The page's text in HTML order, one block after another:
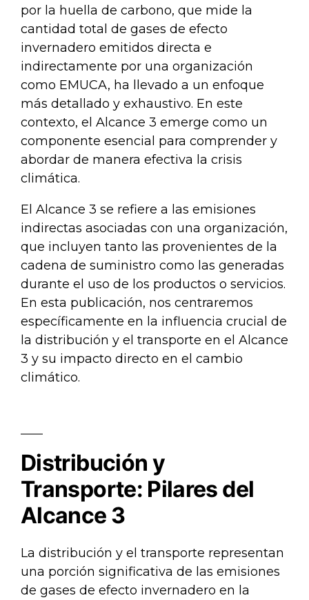
por la huella de carbono, que mide la
cantidad total de gases de efecto
invernadero emitidos directa e
indirectamente por una organización
como EMUCA, ha llevado a un enfoque
más detallado y exhaustivo. En este
contexto, el Alcance 3 emerge como un
componente esencial para comprender y
abordar de manera efectiva la crisis
climática.
El Alcance 3 se refiere a las emisiones
indirectas asociadas con una organización,
que incluyen tanto las provenientes de la
cadena de suministro como las generadas
durante el uso de los productos o servicios.
En esta publicación, nos centraremos
específicamente en la influencia crucial de
la distribución y el transporte en el Alcance
3 y su impacto directo en el cambio
climático.
Distribución y
Transporte: Pilares del
Alcance 3
La distribución y el transporte representan
una porción significativa de las emisiones
de gases de efecto invernadero en la